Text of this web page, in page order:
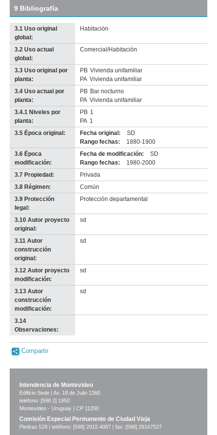
Imagen del tramo:
Maciel (Ma 2)
Descarga tamaño completo
Anterior Pausa Siguiente
9 Bibliografía
3.1 Uso original
global:
Habitación
3.2 Uso actual
global:
Comercial/Habitación
3.3 Uso original por
planta:
PB Vivienda unifamiliar
PA Vivienda unifamiliar
3.4 Uso actual por
planta:
PB Bar nocturno
PA Vivienda unifamiliar
3.4.1 Niveles por
planta:
PB 1
PA 1
3.5 Época original:
Fecha original:
SD
Rango fechas:
1880-1900
3.6 Época
modificación:
Fecha de modificación:
SD
Rango fechas:
1980-2000
3.7 Propiedad:
Privada
3.8 Régimen:
Común
3.9 Protección
legal:
Protección departamental
3.10 Autor proyecto
original:
sd
3.11 Autor
construcción
original:
sd
3.12 Autor proyecto
modificación:
sd
3.13 Autor
construcción
modificación:
sd
3.14
Observaciones:
Compartir
Intendencia de Montevideo
Edificio Sede | Av. 18 de Julio 1360
teléfono: [598 2] 1950
Montevideo - Uruguay | CP 11200
Comisión Especial Permanente de Ciudad Vieja
Piedras 528 | teléfono: [598] 2915 4087 | fax: [598] 29167537